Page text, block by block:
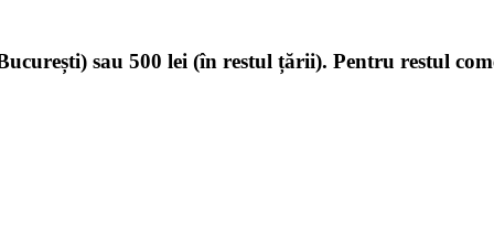
sau 500 lei (în restul țării). Pentru restul